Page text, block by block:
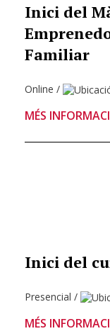
Inici del
Familiar
Online /
MÉS
Inici del
Presencial /
MÉS